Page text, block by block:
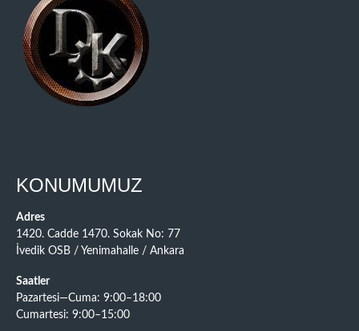
KONUMUMUZ
Adres
1420. Cadde 1470. Sokak No: 77
İvedik OSB / Yenimahalle / Ankara
Saatler
Pazartesi—Cuma: 9:00–18:00
Cumartesi: 9:00–15:00